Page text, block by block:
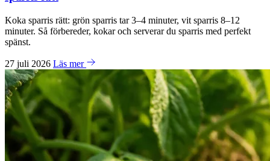
Koka sparris rätt: grön sparris tar 3–4 minuter, vit sparris 8–12
minuter. Så förbereder, kokar och serverar du sparris med perfekt
spänst.
27 juli 2026 Läs mer